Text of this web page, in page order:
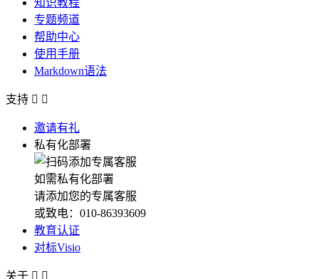
专题频道
帮助中心
使用手册
Markdown语法
支持  
邀请有礼
私有化部署
如需私有化部署
请添加您的专属客服
或致电：010-86393609
教育认证
对标Visio
关于  